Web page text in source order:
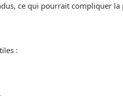
ce qui pourrait compliquer la
: